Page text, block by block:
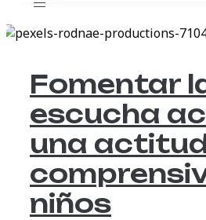
Fomentar
escucha
una
niños